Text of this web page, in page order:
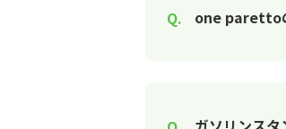
one paretto